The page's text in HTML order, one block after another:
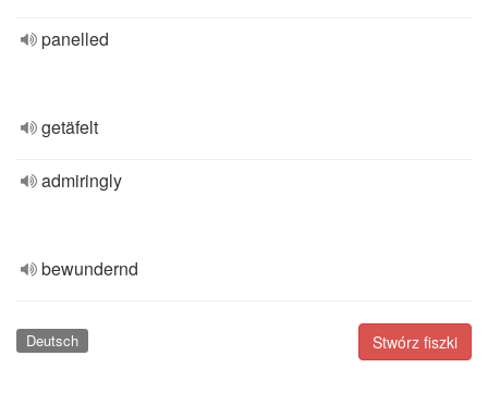
panelled
getäfelt
admiringly
bewundernd
Stwórz fiszki
Deutsch